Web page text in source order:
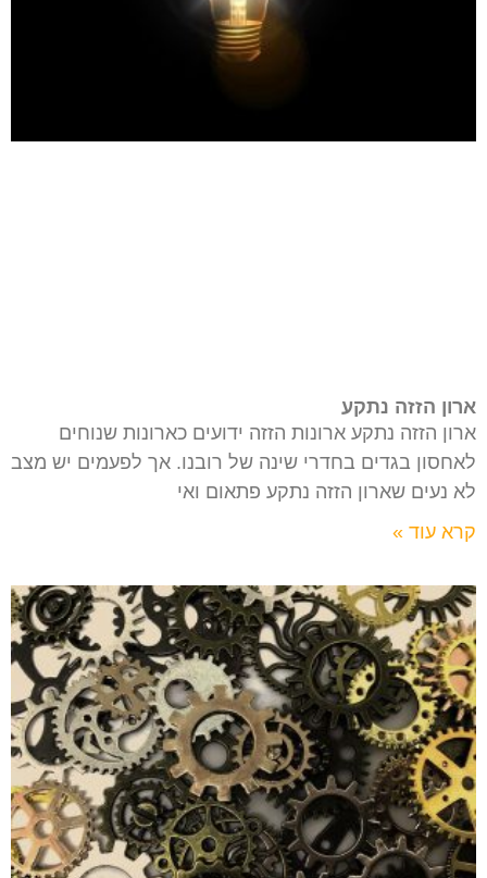
ארון הזזה נתקע
ארון הזזה נתקע ארונות הזזה ידועים כארונות שנוחים
לאחסון בגדים בחדרי שינה של רובנו. אך לפעמים יש מצב
לא נעים שארון הזזה נתקע פתאום ואי
קרא עוד »